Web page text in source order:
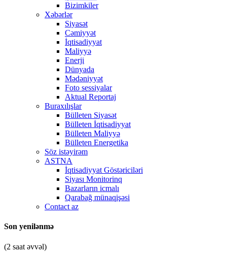
Bizimkiler
Xəbərlər
Siyasət
Cəmiyyət
İqtisadiyyat
Maliyyə
Enerji
Dünyada
Mədəniyyət
Foto sessiyalar
Aktual Reportaj
Buraxılışlar
Bülleten Siyasət
Bülleten İqtisadiyyat
Bülleten Maliyyə
Bülleten Energetika
Söz istəyirəm
ASTNA
İqtisadiyyat Göstəriciləri
Siyası Monitorinq
Bazarların icmalı
Qarabağ münaqişəsi
Contact az
Son yenilənmə
(2 saat əvvəl)